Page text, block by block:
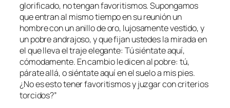
glorificado, no tengan favoritismos. Supongamos
que entran al mismo tiempo en su reunión un
hombre con un anillo de oro, lujosamente vestido, y
un pobre andrajoso, y que fijan ustedes la mirada en
el que lleva el traje elegante: Tú siéntate aquí,
cómodamente. En cambio le dicen al pobre: tú,
párate allá, o siéntate aquí en el suelo a mis pies.
¿No es esto tener favoritismos y juzgar con criterios
torcidos?”